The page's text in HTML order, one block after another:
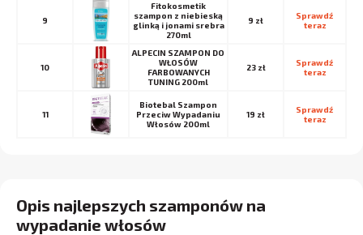
9
Fitokosmetik
szampon z niebieską
glinką i jonami srebra
270ml
9 zł
Sprawdź
teraz
10
ALPECIN SZAMPON DO
WŁOSÓW
FARBOWANYCH
TUNING 200ml
23 zł
Sprawdź
teraz
11
Biotebal Szampon
Przeciw Wypadaniu
Włosów 200ml
19 zł
Sprawdź
teraz
Opis najlepszych szamponów na
wypadanie włosów